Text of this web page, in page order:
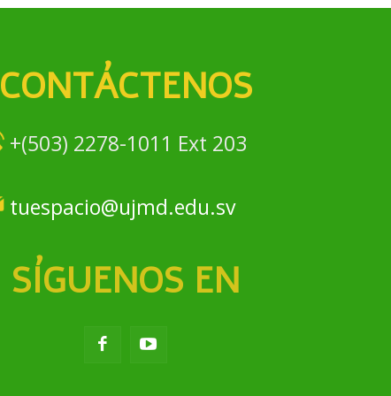
CONTÁCTENOS
+(503) 2278-1011 Ext 203
tuespacio@ujmd.edu.sv
SÍGUENOS EN